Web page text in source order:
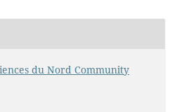
du Nord Community